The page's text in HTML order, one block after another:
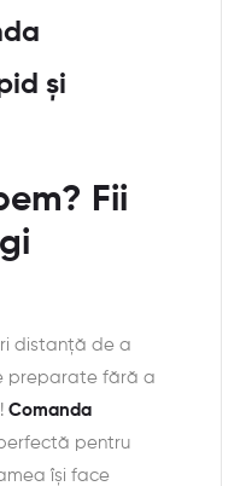
și
Fii
distanţă de a
preparate fără a
Comanda
pentru
își face